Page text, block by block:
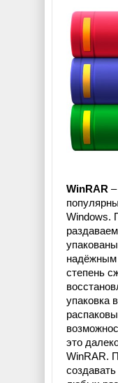
WinRAR
Windows.
надёжным
степень
упаковка
это
WinRAR.